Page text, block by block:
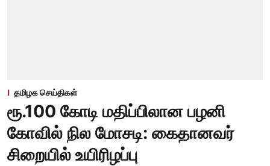
தமிழக செய்திகள்
ரூ.100 கோடி மதிப்பிலான பழனி
கோவில் நில மோசடி: கைதானவர்
சிறையில் உயிரிழப்பு